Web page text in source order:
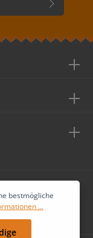
bestmögliche
...